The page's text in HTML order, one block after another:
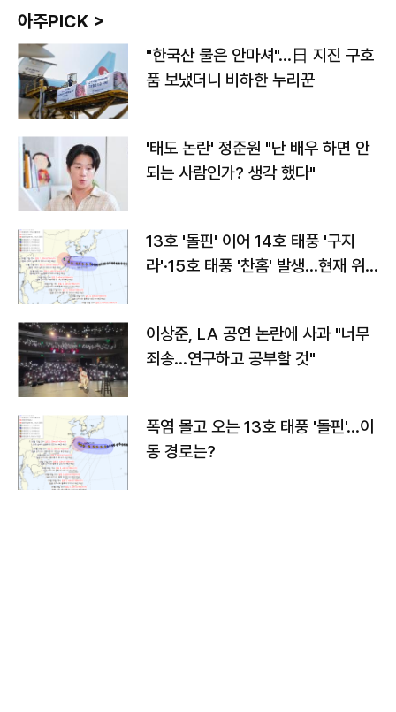
아주PICK >
"한국산 물은 안마셔"…日 지진 구호
품 보냈더니 비하한 누리꾼
'태도 논란' 정준원 "난 배우 하면 안
되는 사람인가? 생각 했다"
13호 '돌핀' 이어 14호 태풍 '구지
라'·15호 태풍 '찬홈' 발생…현재 위
이상준, LA 공연 논란에 사과 "너무
죄송…연구하고 공부할 것"
폭염 몰고 오는 13호 태풍 '돌핀'…이
동 경로는?